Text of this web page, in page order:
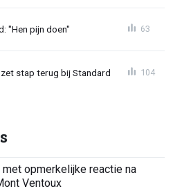
"Hen pijn doen" 63
stap terug bij Standard 104
opmerkelijke reactie na
Ventoux